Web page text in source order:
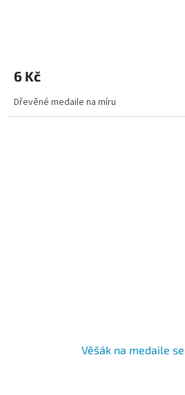
je
z
5
6 Kč
Dřevěné medaile na míru
Věšák na medaile